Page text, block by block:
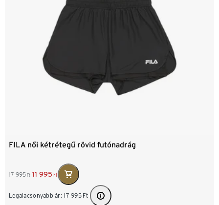
FILA női kétrétegű rövid futónadrág
17 995 Ft 11 995 Ft
Legalacsonyabb ár: 17 995 Ft